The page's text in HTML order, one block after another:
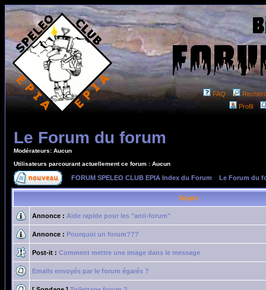
FAQ
Profil
Le Forum du forum
Modérateurs: Aucun
Utilisateurs parcourant actuellement ce forum : Aucun
FORUM SPELEO CLUB EPIA Index du Forum Le Forum du
Sujets
Annonce : Aide rapide pour les "anti-forum"
Annonce : Pourquoi un forum???
Post-it : Comment mettre une image dans le message
Emails envoyés par le forum égarés ?